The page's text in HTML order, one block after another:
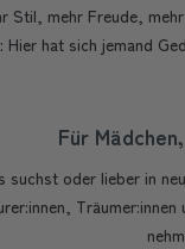
Stil, mehr Freude,
hat sich jemand
Für
oder lieber in